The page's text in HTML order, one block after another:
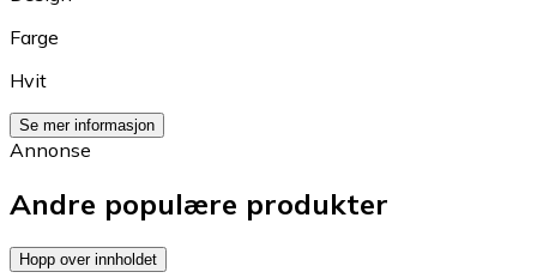
Farge
Hvit
Se mer informasjon
Annonse
Andre populære produkter
Hopp over innholdet